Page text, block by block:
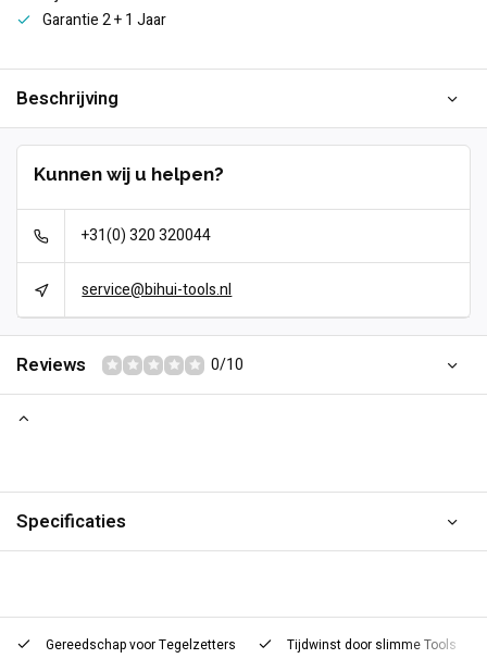
Garantie 2 + 1 Jaar
Beschrijving
Kunnen wij u helpen?
+31(0) 320 320044
service@bihui-tools.nl
Reviews 0/10
Specificaties
Gereedschap voorTegelzetters Tijdwinst door slimme Tools